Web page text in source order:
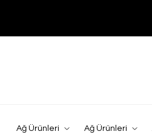
Ağ Ürünleri Ağ Ürünleri